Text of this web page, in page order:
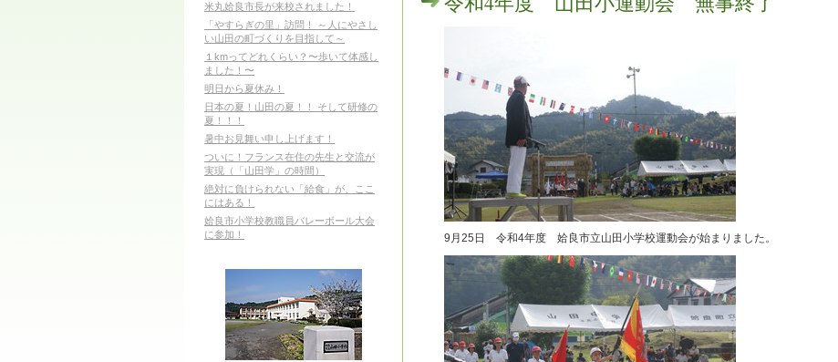
米丸姶良市長が来校されました！
「やすらぎの里」訪問！ ～人にやさし
い山田の町づくりを目指して～
１kmってどれくらい？〜歩いて体感し
ました！〜
明日から夏休み！
日本の夏！山田の夏！！ そして研修の
夏！！！
暑中お見舞い申し上げます！
ついに！フランス在住の先生と交流が
実現（「山田学」の時間）
絶対に負けられない「給食」が、ここ
にはある！
姶良市小学校教職員バレーボール大会
に参加！
9月25日 令和4年度 姶良市立山田小学校運動会が始まりました。